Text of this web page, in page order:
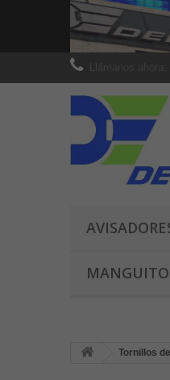
Tornillos